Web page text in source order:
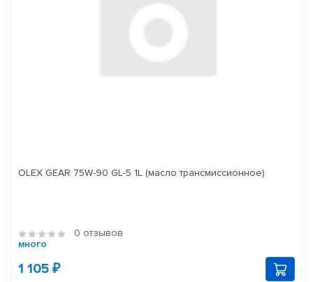
OLEX GEAR 75W-90 GL-5 1L (масло трансмиссионное)
0 отзывов
много
1 105 ₽